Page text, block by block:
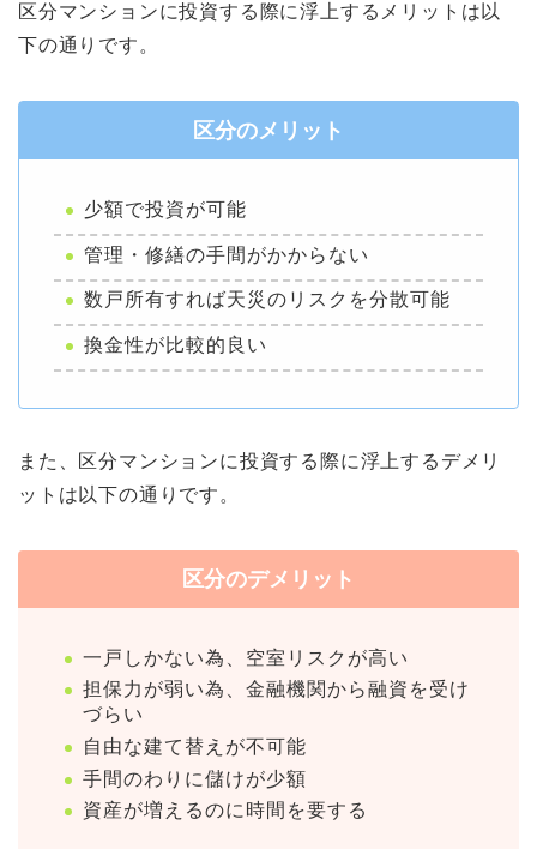
区分マンションに投資する際に浮上するメリットは以
下の通りです。
区分のメリット
少額で投資が可能
管理・修繕の手間がかからない
数戸所有すれば天災のリスクを分散可能
換金性が比較的良い
また、区分マンションに投資する際に浮上するデメリ
ットは以下の通りです。
区分のデメリット
一戸しかない為、空室リスクが高い
担保力が弱い為、金融機関から融資を受け
づらい
自由な建て替えが不可能
手間のわりに儲けが少額
資産が増えるのに時間を要する